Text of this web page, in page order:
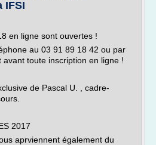
IFSI
en ligne sont ouvertes !
au 03 91 89 18 42 ou par
toute inscription en ligne !
de Pascal U. , cadre-
2017
aprviennent également du